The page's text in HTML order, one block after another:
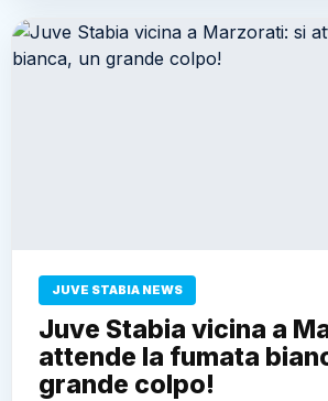
JUVE STABIA NEWS
Juve Stabia vicina a
attende la fumata
grande colpo!